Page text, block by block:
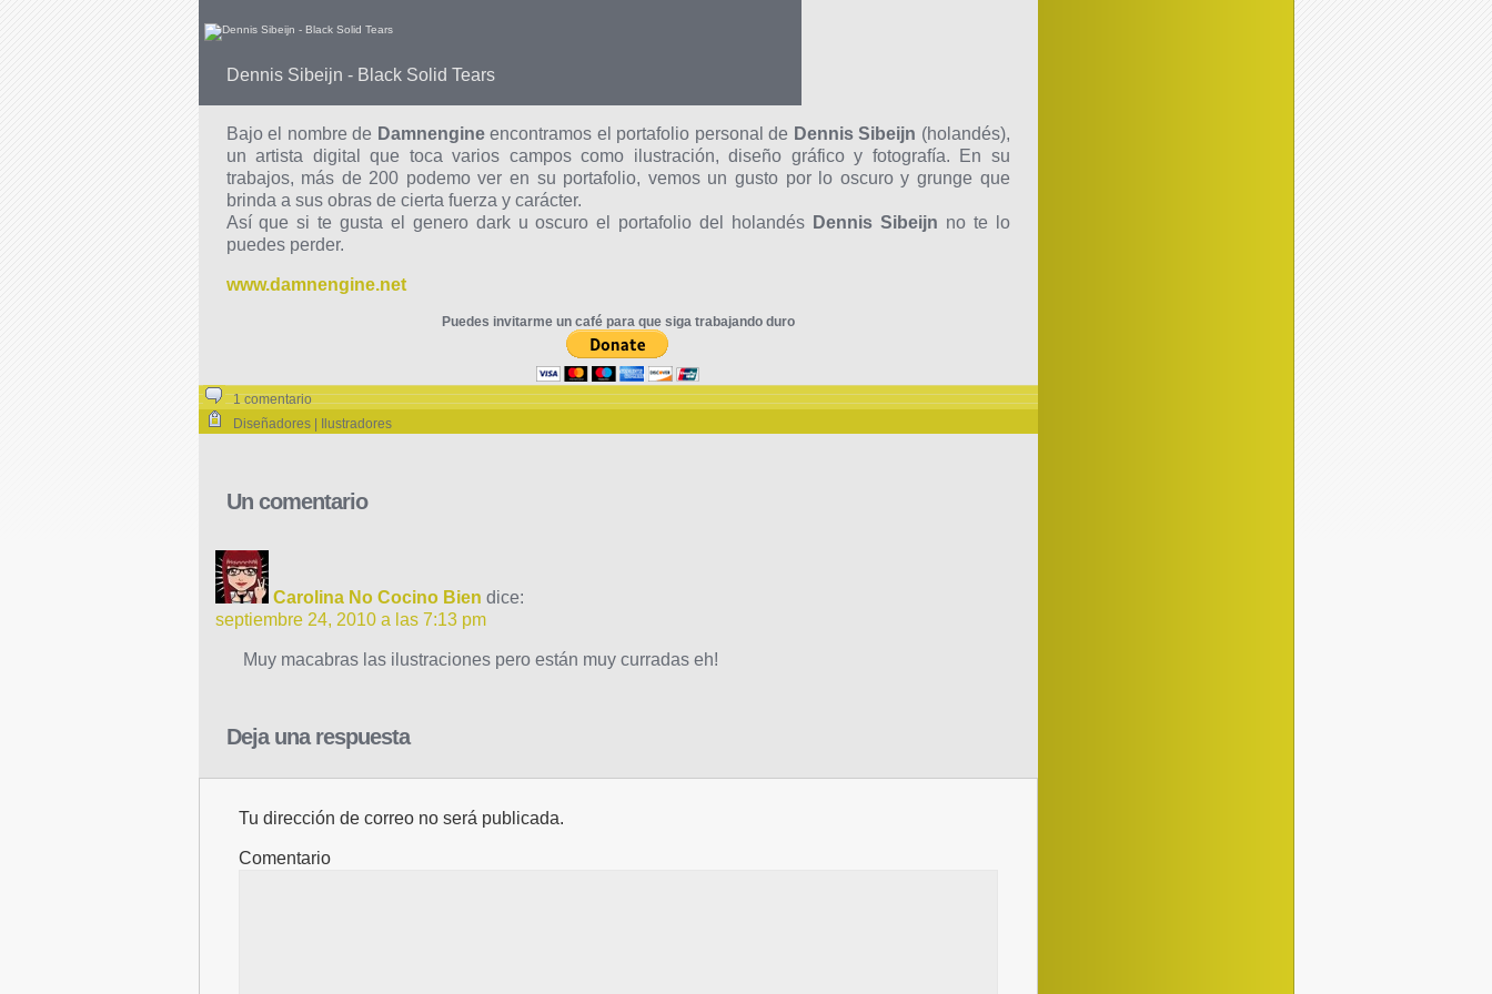
Dennis Sibeijn - Black Solid Tears
Bajo el nombre de Damnengineencontramos el portafolio personal de Dennis Sibeijn (holandés),
un artista digital que toca varios campos como ilustración, diseño gráfico y fotografía. En su
trabajos, más de 200 podemo ver en su portafolio, vemos un gusto por lo oscuro y grunge que
brinda a sus obras de cierta fuerza y carácter.
Así que si te gusta el genero dark u oscuro el portafolio del holandés Dennis Sibeijn no te lo
puedes perder.
www.damnengine.net
Puedes invitarme un café para que siga trabajando duro
1 comentario
Diseñadores | Ilustradores
Un comentario
Carolina No Cocino Bien dice:
septiembre 24, 2010 a las 7:13 pm
Muy macabras las ilustraciones pero están muy curradas eh!
Deja una respuesta
Tu dirección de correo no será publicada.
Comentario